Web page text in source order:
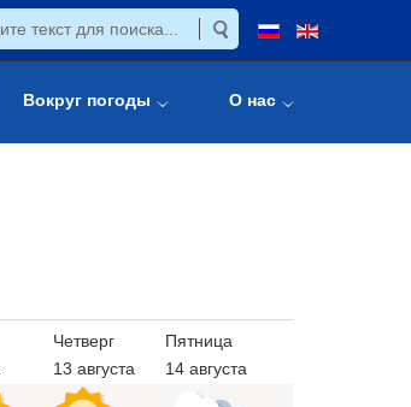
Вокруг погоды О нас
Четверг
13 августа
Пятница
14 августа